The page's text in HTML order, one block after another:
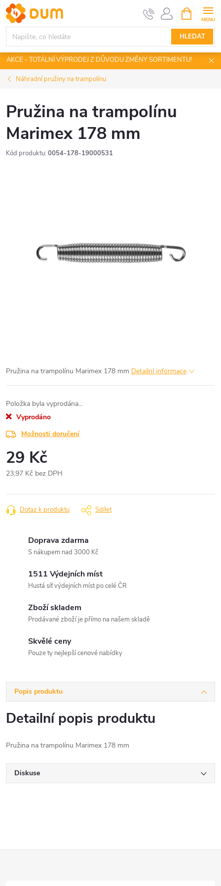
Přejít
na
obsah
HLEDAT
NÁKUPNÍ
KOŠÍK
AKCE - TOTÁLNÍ VÝPRODEJ Z DŮVODU ZMĚNY SORTIMENTU!
Náhradní pružiny na trampolínu
Pružina na trampolínu
Marimex 178 mm
Kód produktu: 0054-178-19000531
Pružina na trampolínu Marimex 178 mm Detailní informace
Položka byla vyprodána…
Vyprodáno
Možnosti doručení
29 Kč
23,97 Kč bez DPH
cena:
Dotaz k produktu Sdílet
Doprava zdarma
S nákupem nad 3000 Kč
1511 Výdejních míst
Hustá síť výdejních míst po celé ČR
Zboží skladem
Prodávané zboží je přímo na našem skladě
Skvělé ceny
Pouze ty nejlepší cenové nabídky
Popis produktu
Detailní popis produktu
Pružina na trampolínu Marimex 178 mm
Diskuse